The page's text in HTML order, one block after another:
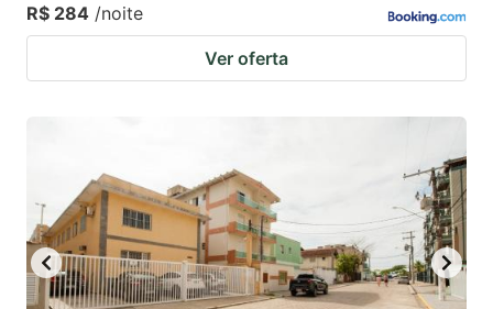
R$ 284 /noite
Ver oferta